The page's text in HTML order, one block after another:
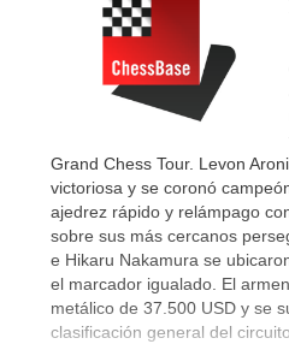
Grand Chess Tour. Levon
victoriosa y se coronó
ajedrez rápido y relámpago
sobre sus más cercanos
e Hikaru Nakamura se
el marcador igualado. El
metálico de 37.500 USD y se
clasificación general del